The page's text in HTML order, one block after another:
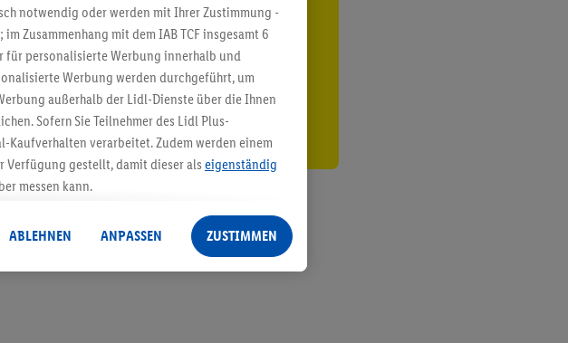
sparen³²ᵃ
zum Newsletter anmelden
Gutschein sichern!
notwendig oder werden mit Ihrer Zustimmung -
Zusammenhang mit dem IAB TCF insgesamt 6
personalisierte Werbung innerhalb und
Werbung werden durchgeführt, um
außerhalb der Lidl-Dienste über die Ihnen
Sofern Sie Teilnehmer des Lidl Plus-
Kaufverhalten verarbeitet. Zudem werden einem
Verfügung gestellt, damit dieser als eigenständig
messen kann.
(z.B. über Ihre Nutzung der Lidl-Dienste, Ihr
- z.B. Alter oder Geschlecht - sowie Ihre
hinweg einschließlich dem Speichern von
ABLEHNEN ANPASSEN ZUSTIMMEN